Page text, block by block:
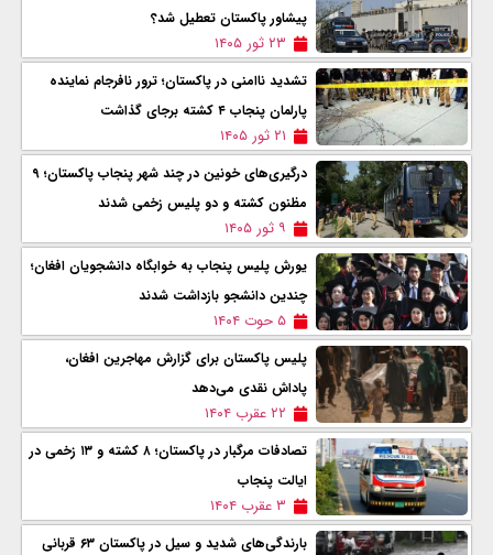
پیشاور پاکستان تعطیل شد؟
۲۳ ثور ۱۴۰۵
تشدید ناامنی در پاکستان؛ ترور نافرجام نماینده
پارلمان پنجاب ۴ کشته برجای گذاشت
۲۱ ثور ۱۴۰۵
درگیری‌های خونین در چند شهر پنجاب پاکستان؛ ۹
مظنون کشته و دو پلیس زخمی شدند
۹ ثور ۱۴۰۵
یورش پلیس پنجاب به خوابگاه دانشجویان افغان؛
چندین دانشجو بازداشت شدند
۵ حوت ۱۴۰۴
پلیس پاکستان برای گزارش مهاجرین افغان،
پاداش نقدی می‌دهد
۲۲ عقرب ۱۴۰۴
تصادفات مرگبار در پاکستان؛ ۸ کشته و ۱۳ زخمی در
ایالت پنجاب
۳ عقرب ۱۴۰۴
بارندگی‌های شدید و سیل در پاکستان ۶۳ قربانی